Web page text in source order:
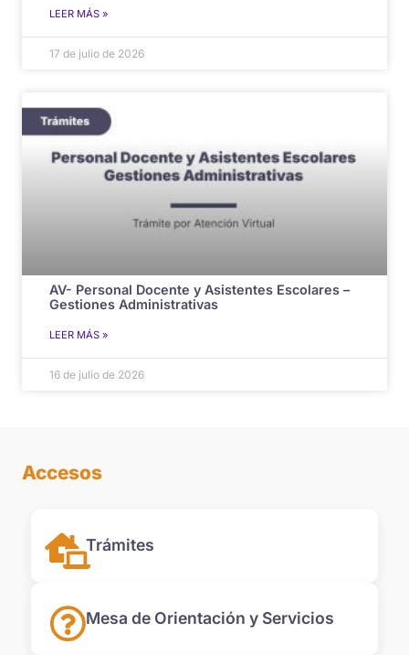
LEER MÁS »
17 de julio de 2026
AV- Personal Docente y Asistentes Escolares –
Gestiones Administrativas
LEER MÁS »
16 de julio de 2026
Accesos
Trámites
Mesa de Orientación y Servicios